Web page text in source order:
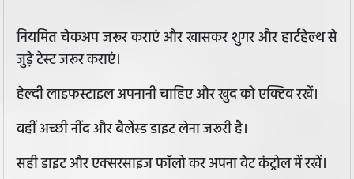
नियमित चेकअप जरूर कराएं और खासकर शुगर और हार्टहेल्थ से
जुड़े टेस्ट जरूर कराएं।
हेल्दी लाइफस्टाइल अपनानी चाहिए और खुद को एक्टिव रखें।
वहीं अच्छी नींद और बैलेंस्ड डाइट लेना जरूरी है।
सही डाइट और एक्सरसाइज फॉलो कर अपना वेट कंट्रोल में रखें।